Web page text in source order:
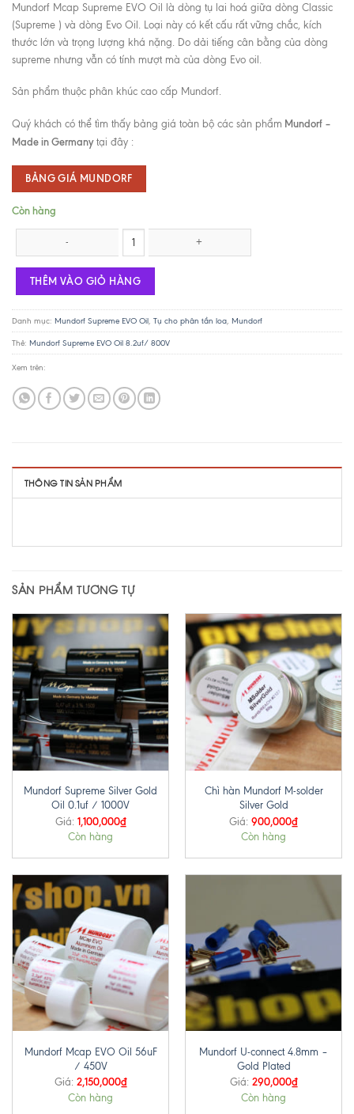
Mundorf Mcap Supreme EVO Oil là dòng tụ lai hoá giữa dòng Classic
(Supreme ) và dòng Evo Oil. Loại này có kết cấu rất vững chắc, kích
thước lớn và trọng lượng khá nặng. Do dải tiếng cân bằng của dòng
supreme nhưng vẫn có tính mượt mà của dòng Evo oil.
Sản phẩm thuộc phân khúc cao cấp Mundorf.
Quý khách có thể tìm thấy bảng giá toàn bộ các sản phẩm Mundorf –
Made in Germanytại đây :
BẢNG GIÁ MUNDORF
Còn hàng
THÊM VÀO GIỎ HÀNG
Danh mục: Mundorf Supreme EVO Oil, Tụ cho phân tần loa, Mundorf
Thẻ: Mundorf Supreme EVO Oil 8.2uf/ 800V
Xem trên:
THÔNG TIN SẢN PHẨM
SẢN PHẨM TƯƠNG TỰ
Mundorf Supreme Silver Gold
Oil 0.1uf / 1000V
Giá: 1,100,000₫
Còn hàng
Chì hàn Mundorf M-solder
Silver Gold
Giá: 900,000₫
Còn hàng
Mundorf Mcap EVO Oil 56uF
/ 450V
Giá: 2,150,000₫
Còn hàng
Mundorf U-connect 4.8mm –
Gold Plated
Giá: 290,000₫
Còn hàng